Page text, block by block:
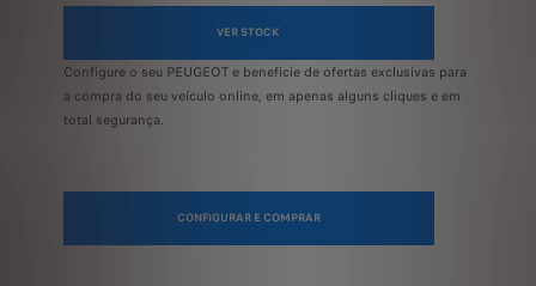
VER STOCK
Configure o seu PEUGEOT e beneficie de ofertas exclusivas para
a compra do seu veículo online, em apenas alguns cliques e em
total segurança.
CONFIGURAR E COMPRAR